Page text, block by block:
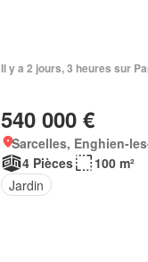
Il y a 2 jours, 3 heures sur
540 000 €
Sarcelles, Enghien-
4 Pièces
100 m²
Jardin